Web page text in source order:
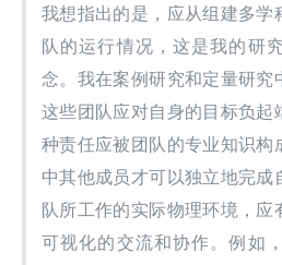
我想指出的是，应从组建多学
队的运行情况，这是我的研
念。我在案例研究和定量研究
这些团队应对自身的目标负起
种责任应被团队的专业知识构
中其他成员才可以独立地完成
队所工作的实际物理环境，应
可视化的交流和协作。例如